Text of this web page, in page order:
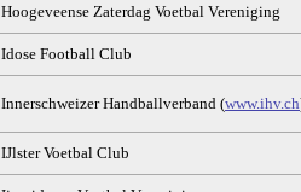
Hoogeveense Zaterdag Voetbal Vereniging
Idose Football Club
Innerschweizer Handballverband (www.ihv.ch
IJlster Voetbal Club